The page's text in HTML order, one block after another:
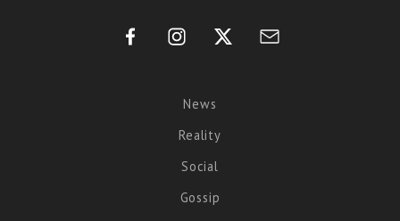
News
Reality
Social
Gossip